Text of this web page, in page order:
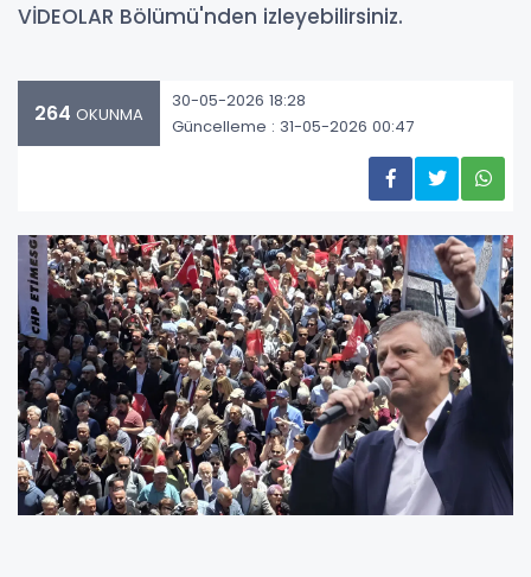
VİDEOLAR Bölümü'nden izleyebilirsiniz.
264 OKUNMA
30-05-2026 18:28
Güncelleme : 31-05-2026 00:47